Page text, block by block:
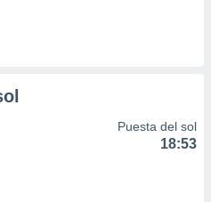
Puesta del sol
18:53